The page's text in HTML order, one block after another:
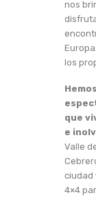
nos
los
que
e
Valle
ciudad
4×4